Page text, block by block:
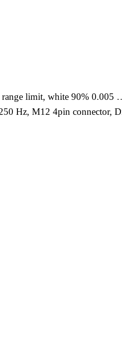
range limit, white 90%
Hz, M12 4pin connector,